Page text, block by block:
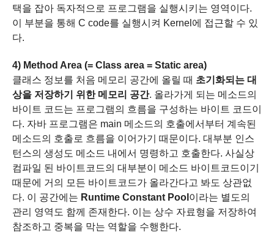
택을 잡아 독자적으로 프로그램을 실행시키는 영역이다.
이 부분을 통해 C code를 실행시켜 Kernel에 접근할 수 있
다.
4) Method Area (= C lass area = Static area)
클래스 정보를 처음 메모리 공간에 올릴 때 초기화되는 대
상을 저장하기 위한 메모리 공간. 올라가게 되는 메소드의
바이트 코드는 프로그램의 흐름을 구성하는 바이트 코드이
다. 자바 프로그램은 main 메소드의 호출에서부터 계속된
메소드의 호출로 흐름을 이어가기 때문이다. 대부분 인스
턴스의 생성도 메소드 내에서 명령하고 호출한다. 사실상
컴파일 된 바이트코드의 대부분이 메소드 바이트코드이기
때문에 거의 모든 바이트코드가 올라간다고 봐도 상관없
다. 이 공간에는 Runtime Constant Pool 이라는 별도의
관리 영역도 함께 존재한다. 이는 상수 자료형을 저장하여
참조하고 중복을 막는 역할을 수행한다.